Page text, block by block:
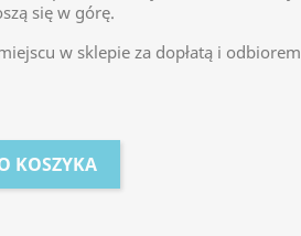
się w górę.
w sklepie za dopłatą i odbiorem
KOSZYKA